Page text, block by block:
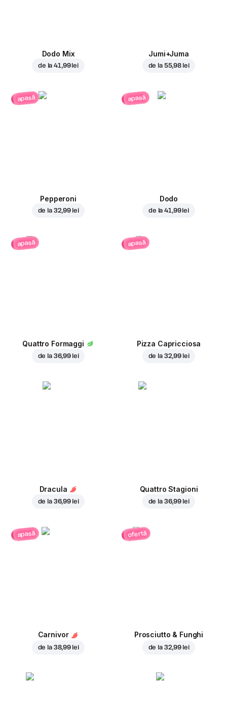
Dodo Mix
de la41,99 lei
Jumi+Juma
de la 55,98 lei
apasă
Pepperoni
de la 32,99 lei
apasă
Dodo
de la41,99 lei
apasă
Quattro Formaggi
de la 36,99 lei
apasă
Pizza Capricciosa
de la 32,99 lei
Dracula
de la 36,99 lei
Quattro Stagioni
de la 36,99 lei
apasă
Carnivor
de la 38,99 lei
ofertă
Prosciutto & Funghi
de la 32,99 lei